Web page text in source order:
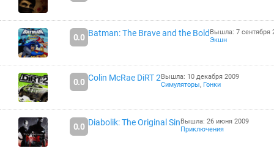
0.0 Batman: The Brave and the Bold Вышла: 7 сентября
Экшн
0.0 Colin McRae DiRT 2Вышла: 10 декабря 2009
Симуляторы, Гонки
0.0 Diabolik: The Original SinВышла: 26 июня 2009
Приключения